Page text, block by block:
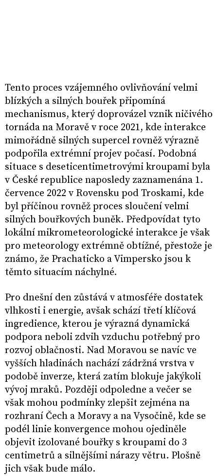
Tento proces vzájemného ovlivňování velmi
blízkých a silných bouřek připomíná
mechanismus, který doprovázel vznik ničivého
tornáda na Moravě v roce 2021, kde interakce
mimořádně silných supercel rovněž výrazně
podpořila extrémní projev počasí. Podobná
situace s deseticentimetrovými kroupami byla
v České republice naposledy zaznamenána 1.
července 2022 v Rovensku pod Troskami, kde
byl příčinou rovněž proces sloučení velmi
silných bouřkových buněk. Předpovídat tyto
lokální mikrometeorologické interakce je však
pro meteorology extrémně obtížné, přestože je
známo, že Prachaticko a Vimpersko jsou k
těmto situacím náchylné.
Pro dnešní den zůstává v atmosféře dostatek
vlhkosti i energie, avšak schází třetí klíčová
ingredience, kterou je výrazná dynamická
podpora neboli zdvih vzduchu potřebný pro
rozvoj oblačnosti. Nad Moravou se navíc ve
vyšších hladinách nachází zádržná vrstva v
podobě inverze, která zatím blokuje jakýkoli
vývoj mraků. Později odpoledne a večer se
však mohou podmínky zlepšit zejména na
rozhraní Čech a Moravy a na Vysočině, kde se
podél linie konvergence mohou ojediněle
objevit izolované bouřky s kroupami do 3
centimetrů a silnějšími nárazy větru. Plošně
jich však bude málo.